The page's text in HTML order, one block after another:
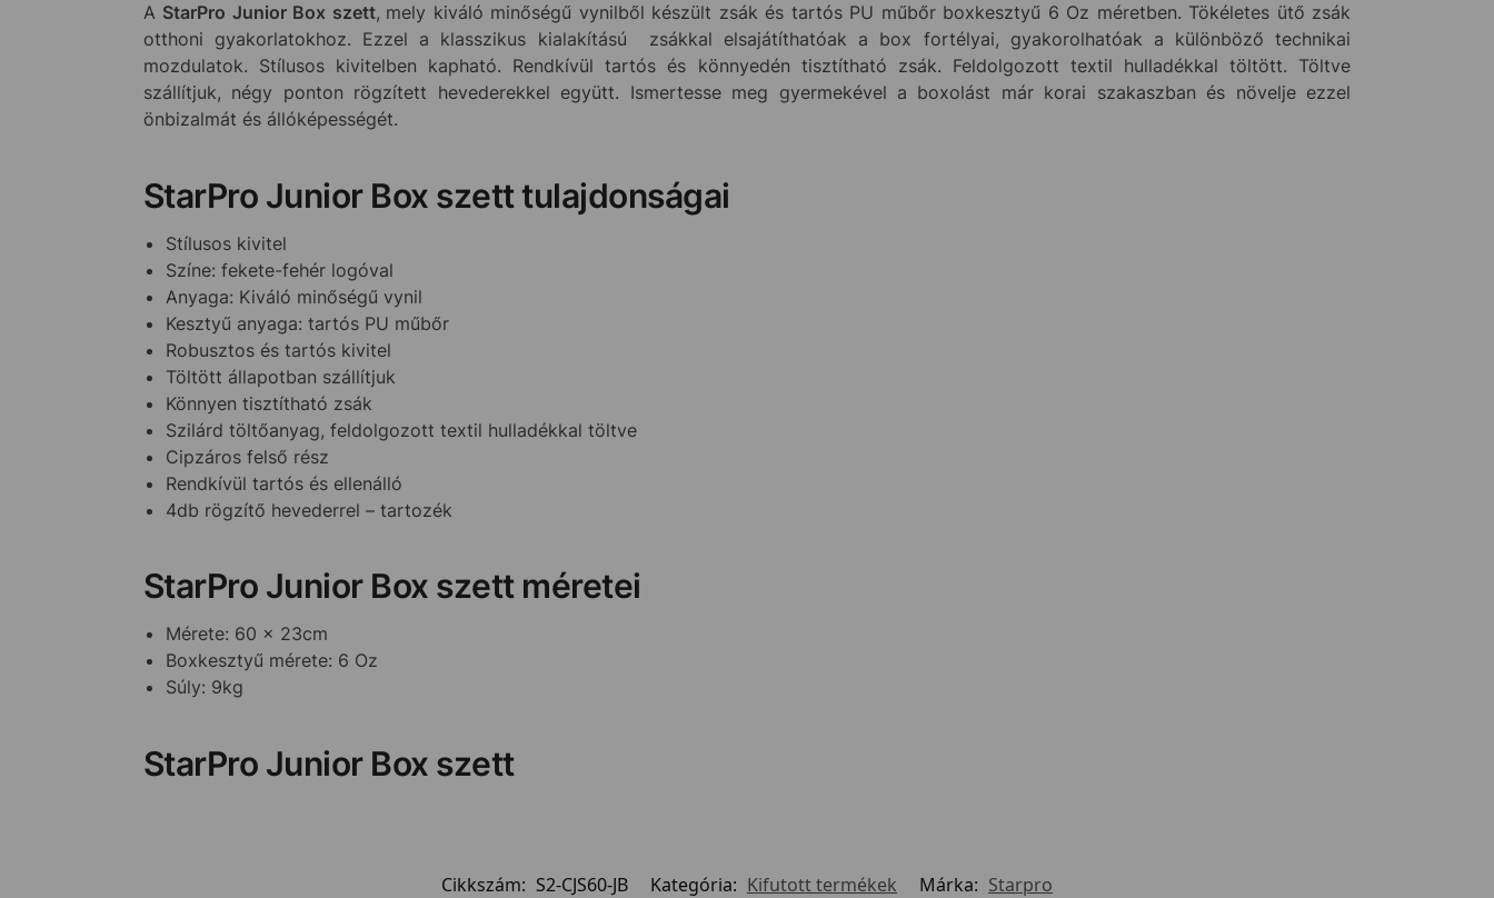
A StarPro Junior Box szett, mely kiváló minőségű vynilből készült zsák és tartós PU műbőr boxkesztyű 6 Oz méretben. Tökéletes ütő zsák
otthoni gyakorlatokhoz. Ezzel a klasszikus kialakítású zsákkal elsajátíthatóak a box fortélyai, gyakorolhatóak a különböző technikai
mozdulatok. Stílusos kivitelben kapható. Rendkívül tartós és könnyedén tisztítható zsák. Feldolgozott textil hulladékkal töltött. Töltve
szállítjuk, négy ponton rögzített hevederekkel együtt. Ismertesse meg gyermekével a boxolást már korai szakaszban és növelje ezzel
önbizalmát és állóképességét.
StarPro Junior Box szett tulajdonságai
Stílusos kivitel
Színe: fekete-fehér logóval
Anyaga: Kiváló minőségű vynil
Kesztyű anyaga: tartós PU műbőr
Robusztos és tartós kivitel
Töltött állapotban szállítjuk
Könnyen tisztítható zsák
Szilárd töltőanyag, feldolgozott textil hulladékkal töltve
Cipzáros felső rész
Rendkívül tartós és ellenálló
4db rögzítő hevederrel – tartozék
StarPro Junior Box szett méretei
Mérete: 60 x 23cm
Boxkesztyű mérete: 6 Oz
Súly: 9kg
StarPro Junior Box szett
Cikkszám: S2-CJS60-JB Kategória: Kifutott termékek Márka: Starpro